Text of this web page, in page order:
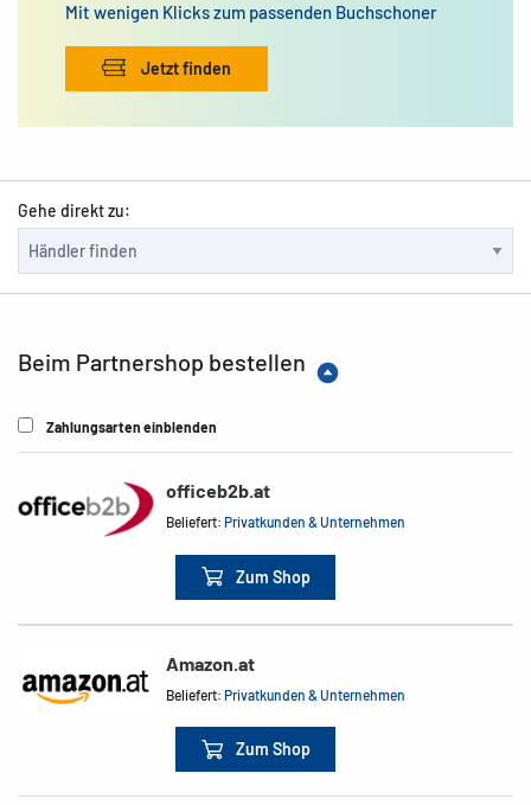
Mit wenigen Klicks zum passenden Buchschoner
Jetzt finden
Gehe direkt zu:
Beim Partnershop bestellen
Zahlungsarten einblenden
officeb2b.at
Beliefert:Privatkunden & Unternehmen
Zum Shop
Amazon.at
Beliefert:Privatkunden & Unternehmen
Zum Shop